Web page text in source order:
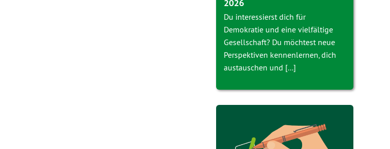
2026
Du interessierst dich für
Demokratie und eine vielfältige
Gesellschaft? Du möchtest neue
Perspektiven kennenlernen, dich
austauschen und [...]